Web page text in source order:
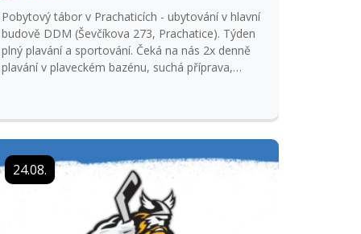
Pobytový tábor v Prachaticích - ubytování v hlavní
budově DDM (Ševčíkova 273, Prachatice). Týden
plný plavání a sportování. Čeká na nás 2x denně
plavání v plaveckém bazénu, suchá příprava,
24.08.